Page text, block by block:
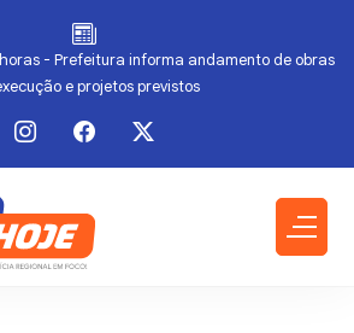
- Prefeitura informa andamento de obras
e projetos previstos